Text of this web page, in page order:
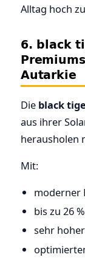
Alltag hoch
6. black
Autarkie
Die black
aus ihrer
herausholen
Mit:
moderner
bis zu 26
sehr